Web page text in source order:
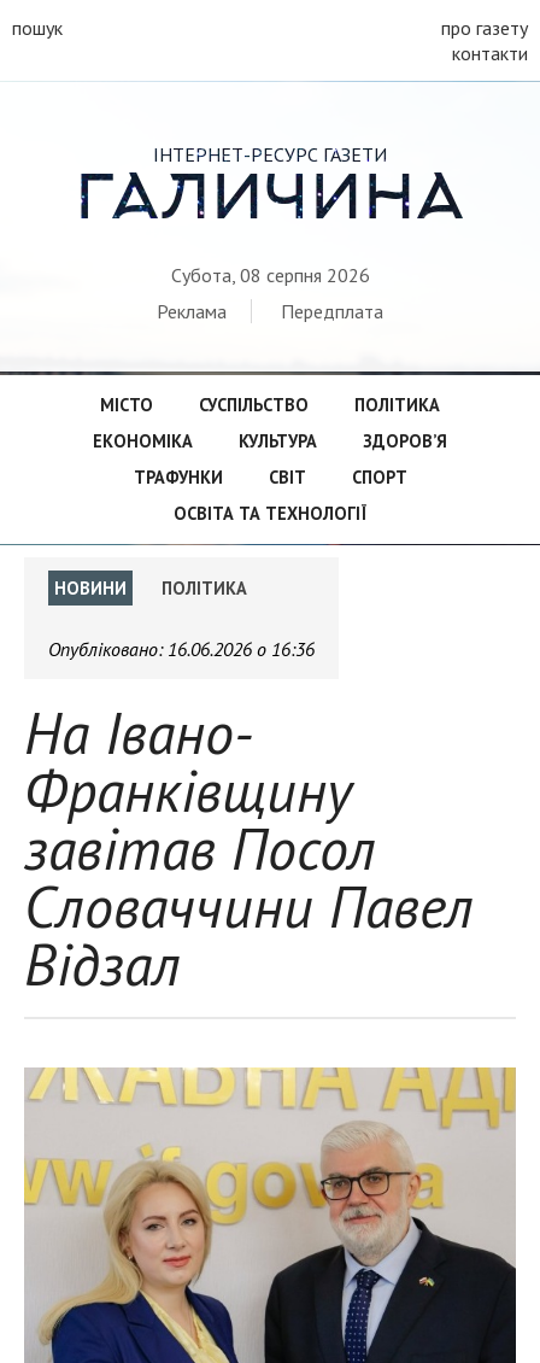
пошук
про газету
контакти
ІНТЕРНЕТ-РЕСУРС ГАЗЕТИ
ГАЛИЧИНА
Субота, 08 серпня 2026
Реклама
Передплата
МІСТО СУСПІЛЬСТВО
ПОЛІТИКА
ЕКОНОМІКА
КУЛЬТУРА
ЗДОРОВ’Я
ТРАФУНКИ
СВІТ
СПОРТ
ОСВІТА ТА ТЕХНОЛОГІЇ
НОВИНИ ПОЛІТИКА
Опубліковано: 16.06.2026 о 16:36
На Івано-
Франківщину
завітав Посол
Словаччини Павел
Відзал